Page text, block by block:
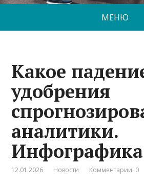
МЕНЮ
Какое
удобрения
аналитики.
Инфографика
12.01.2026 Новости Комментарии: 0